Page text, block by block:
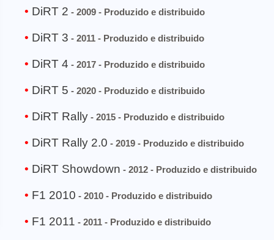
DiRT 2 - 2009 - Produzido e distribuido
DiRT 3 - 2011 - Produzido e distribuido
DiRT 4 - 2017 - Produzido e distribuido
DiRT 5 - 2020 - Produzido e distribuido
DiRT Rally - 2015 - Produzido e distribuido
DiRT Rally 2.0 - 2019 - Produzido e distribuido
DiRT Showdown - 2012 - Produzido e distribuido
F1 2010 - 2010 - Produzido e distribuido
F1 2011 - 2011 - Produzido e distribuido